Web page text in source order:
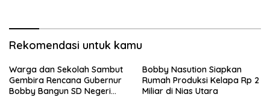
Rekomendasi untuk kamu
Warga dan Sekolah Sambut
Gembira Rencana Gubernur
Bobby Bangun SD Negeri
Bobby Nasution Siapkan
Rumah Produksi Kelapa Rp 2
Miliar di Nias Utara